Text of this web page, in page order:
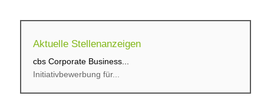
Aktuelle Stellenanzeigen
cbs Corporate Business...
Initiativbewerbung für...